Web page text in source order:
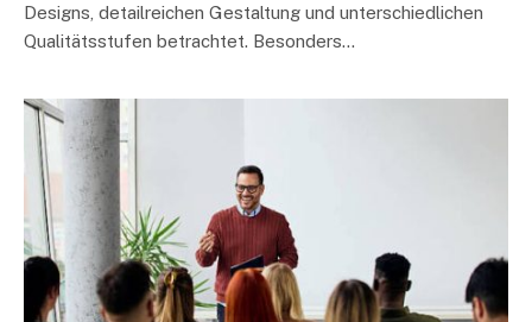
Designs, detailreichen Gestaltung und unterschiedlichen
Qualitätsstufen betrachtet. Besonders…